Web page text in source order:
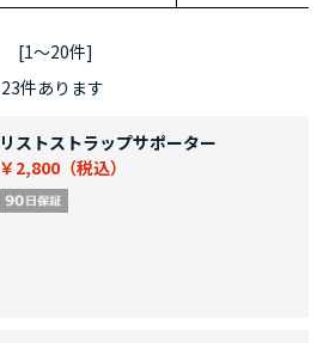
[1～20件]
23件あります
リストストラップサポーター
￥2,800